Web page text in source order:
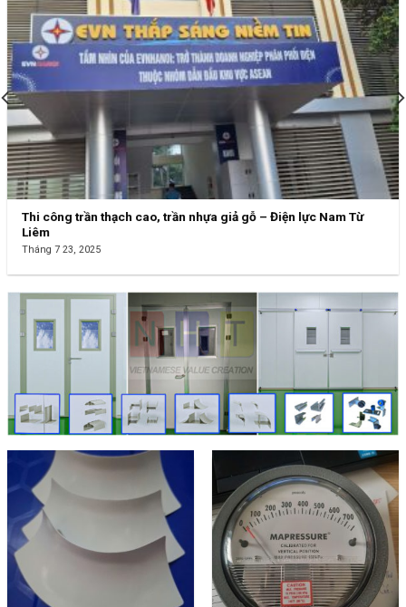
Thi công trần thạch cao, trần nhựa giả gỗ – Điện lực Nam Từ
Liêm
Tháng 7 23, 2025